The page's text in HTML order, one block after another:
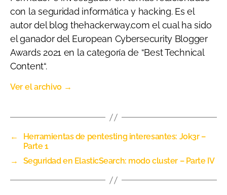
con la seguridad informática y hacking. Es el
autor del blog thehackerway.com el cual ha sido
el ganador del European Cybersecurity Blogger
Awards 2021 en la categoría de “Best Technical
Content“.
Ver el archivo →
←
Herramientas de pentesting interesantes: Jok3r –
Parte 1
→
Seguridad en ElasticSearch: modo cluster – Parte IV